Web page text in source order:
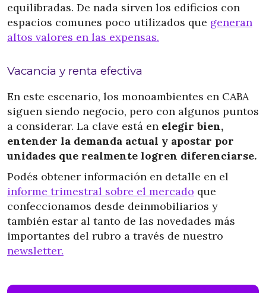
equilibradas. De nada sirven los edificios con
espacios comunes poco utilizados que generan
altos valores en las expensas.
Vacancia y renta efectiva
En este escenario, los monoambientes en CABA
siguen siendo negocio, pero con algunos puntos
a considerar. La clave está en elegir bien,
entender la demanda actual y apostar por
unidades que realmente logren diferenciarse.
Podés obtener información en detalle en el
informe trimestral sobre el mercado que
confeccionamos desde deinmobiliarios y
también estar al tanto de las novedades más
importantes del rubro a través de nuestro
newsletter.